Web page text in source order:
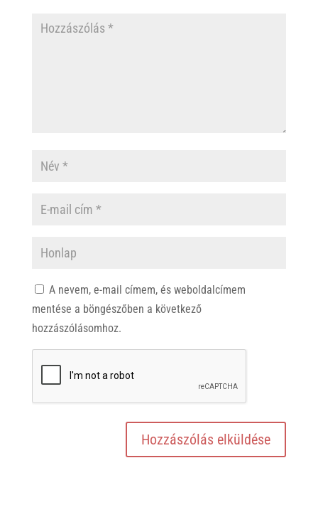
A nevem, e-mail címem, és weboldalcímem
mentése a böngészőben a következő
hozzászólásomhoz.